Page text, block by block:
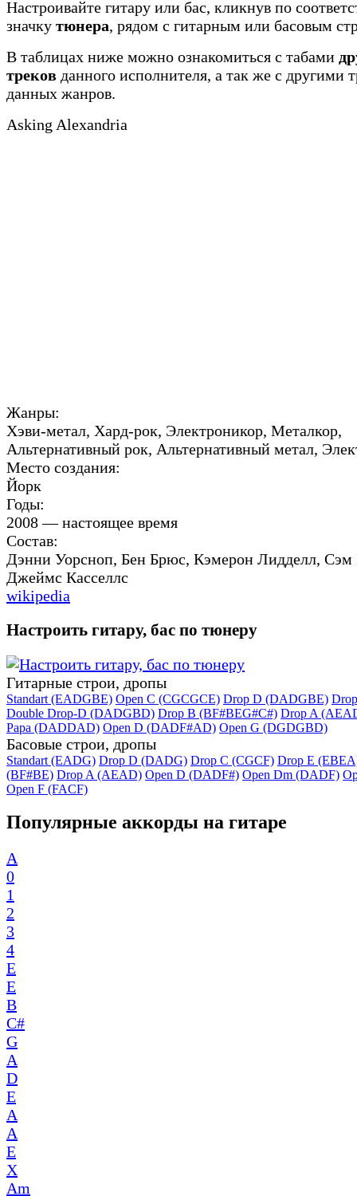
Настроивайте гитару или бас, кликнув по
значку тюнера, рядом с гитарным или басовым
В таблицах ниже можно ознакомиться с табами
треков данного исполнителя, а так же с другими
данных жанров.
Asking Alexandria
Жанры:
Хэви-метал, Хард-рок, Электроникор, Металкор,
Альтернативный рок, Альтернативный метал,
Место создания:
Йорк
Годы:
2008 — настоящее время
Состав:
Дэнни Уорсноп, Бен Брюс, Кэмерон Лидделл, Сэм
Джеймс Касселлс
wikipedia
Настроить гитару, бас по тюнеру
Гитарные строи, дропы
Standart (EADGBE) Open C (CGCGCE) Drop D (DADGBE)
Double Drop-D (DADGBD) Drop B (BF#BEG#C#) Drop A
Papa (DADDAD) Open D (DADF#AD) Open G (DGDGBD)
Басовые строи, дропы
Standart (EADG) Drop D (DADG) Drop C (CGCF) Drop E
(BF#BE) Drop A (AEAD) Open D (DADF#) Open Dm (DADF)
Open F (FACF)
Популярные аккорды на гитаре
A
0
1
2
3
4
E
E
B
C#
G
A
D
E
A
A
E
X
Am